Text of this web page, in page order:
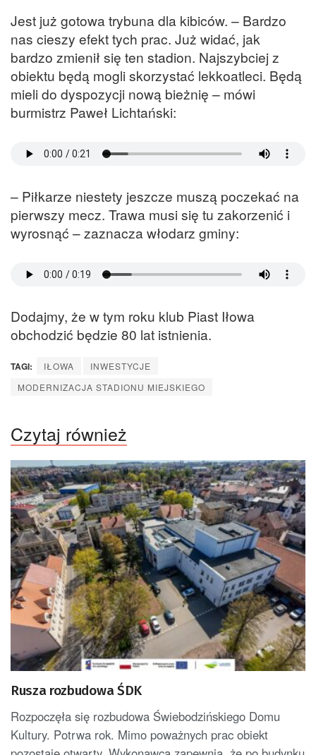
Jest już gotowa trybuna dla kibiców. – Bardzo
nas cieszy efekt tych prac. Już widać, jak
bardzo zmienił się ten stadion. Najszybciej z
obiektu będą mogli skorzystać lekkoatleci. Będą
mieli do dyspozycji nową bieżnię – mówi
burmistrz Paweł Lichtański:
– Piłkarze niestety jeszcze muszą poczekać na
pierwszy mecz. Trawa musi się tu zakorzenić i
wyrosnąć – zaznacza włodarz gminy:
Dodajmy, że w tym roku klub Piast Iłowa
obchodzić będzie 80 lat istnienia.
TAGI: IŁOWA
INWESTYCJE
MODERNIZACJA STADIONU MIEJSKIEGO
Czytaj również
Rusza rozbudowa ŚDK
Rozpoczęła się rozbudowa Świebodzińskiego Domu
Kultury. Potrwa rok. Mimo poważnych prac obiekt